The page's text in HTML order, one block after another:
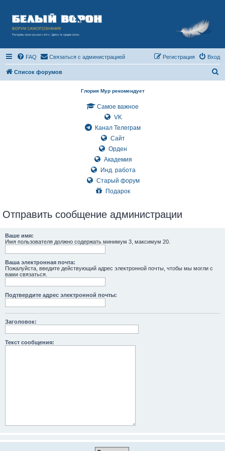
FAQ Связаться с администрацией Вход
Регистрация
Список форумов
Глория Мур рекомендует
Самое важное
VK
Канал Телеграм
Сайт
Орден
Академия
Инд. работа
Старый форум
Подарок
Отправить сообщение администрации
Ваше имя:
Имя пользователя должно содержать минимум 3, максимум 20.
Ваша электронная почта:
Пожалуйста, введите действующий адрес электронной почты, чтобы мы могли с
вами связаться.
Подтвердите адрес электронной почты:
Заголовок:
Текст сообщения: